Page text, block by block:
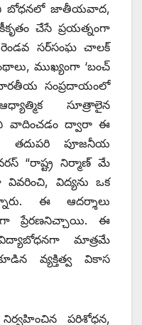
బోధనలో జాతీయవాద,
చేసే ప్రయత్నంగా
రెండవ సర్‌సంఘ చాలక్
ముఖ్యంగా ‘బంచ్
సంప్రదాయంలో
సూత్రాలైన
వాదించడం ద్వారా ఈ
తదుపరి పూజనీయ
“రాష్ట్ర నిర్మాణ్ మే
విద్యను ఒక
ఈ ఆదర్శాలు
ప్రేరణనిచ్చాయి. ఈ
మాత్రమే
వ్యక్తిత్వ వికాస
పరిశోధన,